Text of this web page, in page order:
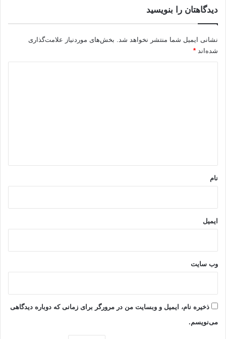
دیدگاهتان را بنویسید
نشانی ایمیل شما منتشر نخواهد شد.
بخش‌های موردنیاز علامت‌گذاری
شده‌اند *
نام
ایمیل
وب‌ سایت
ذخیره نام، ایمیل و وبسایت من در مرورگر برای زمانی که دوباره دیدگاهی
می‌نویسم.